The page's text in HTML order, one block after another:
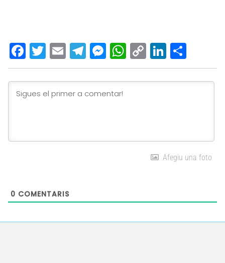
Facebook
Twitter
EmailTelegram
Messenger
WhatsApp
Copy
Link
Afegiu una foto
0 COMENTARIS